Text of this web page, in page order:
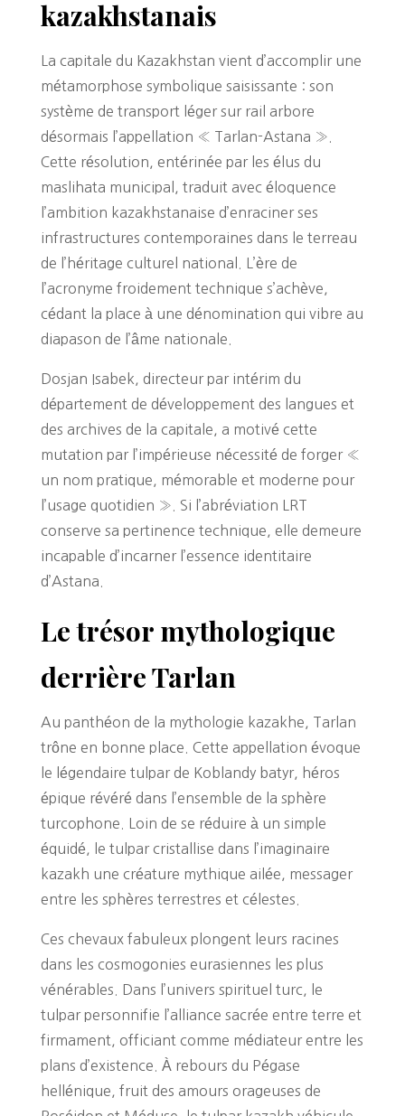
kazakhstanais
La capitale du Kazakhstan vient d’accomplir une
métamorphose symbolique saisissante : son
système de transport léger sur rail arbore
désormais l’appellation « Tarlan-Astana ».
Cette résolution, entérinée par les élus du
maslihata municipal, traduit avec éloquence
l’ambition kazakhstanaise d’enraciner ses
infrastructures contemporaines dans le terreau
de l’héritage culturel national. L’ère de
l’acronyme froidement technique s’achève,
cédant la place à une dénomination qui vibre au
diapason de l’âme nationale.
Dosjan Isabek, directeur par intérim du
département de développement des langues et
des archives de la capitale, a motivé cette
mutation par l’impérieuse nécessité de forger «
un nom pratique, mémorable et moderne pour
l’usage quotidien ». Si l’abréviation LRT
conserve sa pertinence technique, elle demeure
incapable d’incarner l’essence identitaire
d’Astana.
Le trésor mythologique
derrière Tarlan
Au panthéon de la mythologie kazakhe, Tarlan
trône en bonne place. Cette appellation évoque
le légendaire tulpar de Koblandy batyr, héros
épique révéré dans l’ensemble de la sphère
turcophone. Loin de se réduire à un simple
équidé, le tulpar cristallise dans l’imaginaire
kazakh une créature mythique ailée, messager
entre les sphères terrestres et célestes.
Ces chevaux fabuleux plongent leurs racines
dans les cosmogonies eurasiennes les plus
vénérables. Dans l’univers spirituel turc, le
tulpar personnifie l’alliance sacrée entre terre et
firmament, officiant comme médiateur entre les
plans d’existence. À rebours du Pégase
hellénique, fruit des amours orageuses de